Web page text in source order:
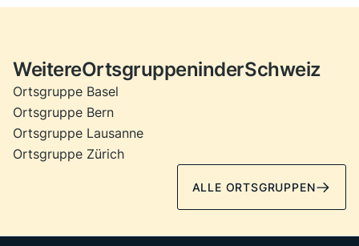
WeitereOrtsgruppeninderSchweiz
Ortsgruppe Basel
Ortsgruppe Bern
Ortsgruppe Lausanne
Ortsgruppe Zürich
ALLE ORTSGRUPPEN